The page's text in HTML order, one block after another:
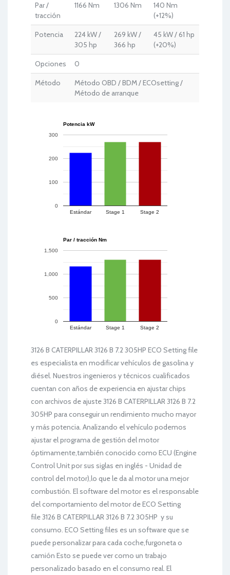
Par /
tracción
1166 Nm 1306 Nm
140 Nm
(+12%)
Potencia
224 kW /
305 hp
269 kW /
366 hp
45 kW / 61 hp
(+20%)
Opciones 0
Método
Método OBD / BDM / ECOsetting /
Método de arranque
Potencia kW
Estándar Stage 1 Stage 2
0
100
200
300
Par / tracción Nm
Estándar Stage 1 Stage 2
0
500
1,000
1,500
3126 B CATERPILLAR 3126 B 7.2 305HP ECO Setting file
es especialista en modificar vehículos de gasolina y
diésel. Nuestros ingenieros y técnicos cualificados
cuentan con años de experiencia en ajustar chips
con archivos de ajuste 3126 B CATERPILLAR 3126 B 7.2
305HP para conseguir un rendimiento mucho mayor
y más potencia. Analizando el vehículo podemos
ajustar el programa de gestión del motor
óptimamente,también conocido como ECU (Engine
Control Unit por sus siglas en inglés - Unidad de
control del motor),lo que le da al motor una mejor
combustión. El software del motor es el responsable
del comportamiento del motor de ECO Setting
file 3126 B CATERPILLAR 3126 B 7.2 305HP y su
consumo. ECO Setting files es un software que se
puede personalizar para cada coche,furgoneta o
camión Esto se puede ver como un trabajo
personalizado basado en el consumo real. El